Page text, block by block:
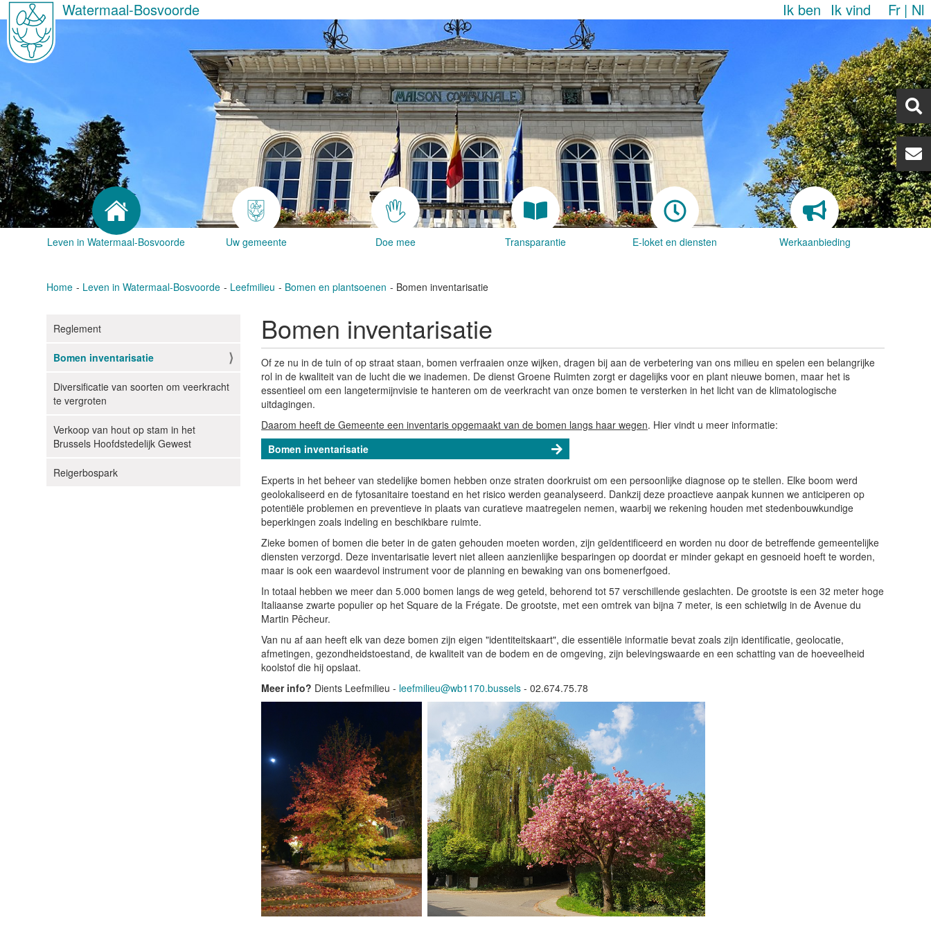
Watermaal-Bosvoorde Ik ben Ik vind Fr Nl
Leven in Watermaal-Bosvoorde Uw gemeente Doe mee Transparantie E-loket en diensten Werkaanbieding
Home Leven in Watermaal-Bosvoorde Leefmilieu Bomen en plantsoenen Bomen inventarisatie
N
v
i
g
t
i
e
Reglement
Bomen inventarisatie
Diversificatie van soorten om veerkracht
te vergroten
Verkoop van hout op stam in het
Brussels Hoofdstedelijk Gewest
Reigerbospark
Bomen inventarisatie
Of ze nu in de tuin of op straat staan, bomen verfraaien onze wijken, dragen bij aan de verbetering van ons milieu en spelen een belangrijke
rol in de kwaliteit van de lucht die we inademen. De dienst Groene Ruimten zorgt er dagelijks voor en plant nieuwe bomen, maar het is
essentieel om een langetermijnvisie te hanteren om de veerkracht van onze bomen te versterken in het licht van de klimatologische
uitdagingen.
Daarom heeft de Gemeente een inventaris opgemaakt van de bomen langs haar wegen. Hier vindt u meer informatie:
Bomen inventarisatie
Experts in het beheer van stedelijke bomen hebben onze straten doorkruist om een persoonlijke diagnose op te stellen. Elke boom werd
geolokaliseerd en de fytosanitaire toestand en het risico werden geanalyseerd. Dankzij deze proactieve aanpak kunnen we anticiperen op
potentiële problemen en preventieve in plaats van curatieve maatregelen nemen, waarbij we rekening houden met stedenbouwkundige
beperkingen zoals indeling en beschikbare ruimte.
Zieke bomen of bomen die beter in de gaten gehouden moeten worden, zijn geïdentificeerd en worden nu door de betreffende gemeentelijke
diensten verzorgd. Deze inventarisatie levert niet alleen aanzienlijke besparingen op doordat er minder gekapt en gesnoeid hoeft te worden,
maar is ook een waardevol instrument voor de planning en bewaking van ons bomenerfgoed.
In totaal hebben we meer dan 5.000 bomen langs de weg geteld, behorend tot 57 verschillende geslachten. De grootste is een 32 meter hoge
Italiaanse zwarte populier op het Square de la Frégate. De grootste, met een omtrek van bijna 7 meter, is een schietwilg in de Avenue du
Martin Pêcheur.
Van nu af aan heeft elk van deze bomen zijn eigen "identiteitskaart", die essentiële informatie bevat zoals zijn identificatie, geolocatie,
afmetingen, gezondheidstoestand, de kwaliteit van de bodem en de omgeving, zijn belevingswaarde en een schatting van de hoeveelheid
koolstof die hij opslaat.
Meer info? Dients Leefmilieu - leefmilieu@wb1170.bussels - 02.674.75.78